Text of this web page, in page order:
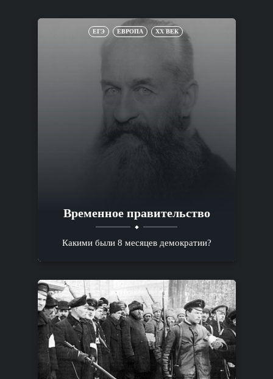
ЕГЭ ЕВРОПА XX ВЕК
Временное правительство
Какими были 8 месяцев демократии?